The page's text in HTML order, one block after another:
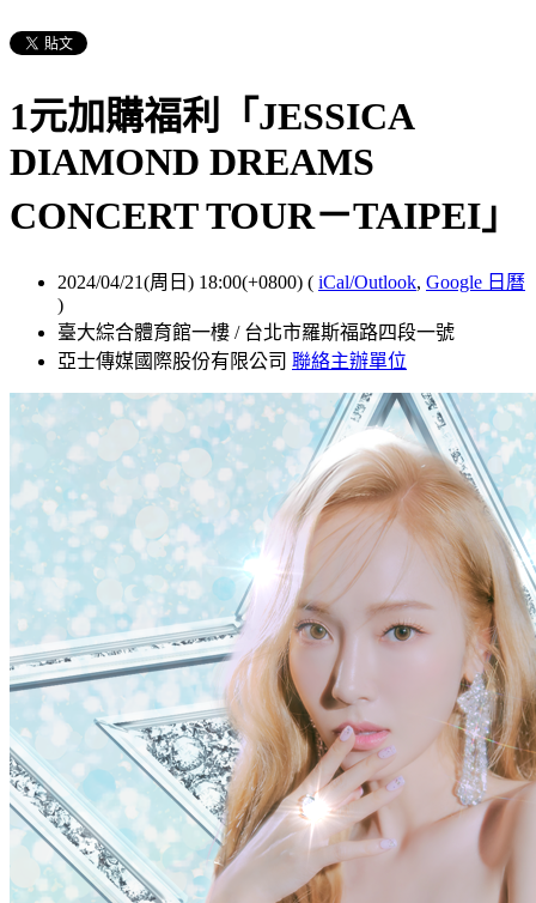
1元加購福利「JESSICA
DIAMOND DREAMS
CONCERT TOUR－TAIPEI」
2024/04/21(周日) 18:00(+0800) ( iCal/Outlook, Google 日曆
)
臺大綜合體育館一樓 / 台北市羅斯福路四段一號
亞士傳媒國際股份有限公司 聯絡主辦單位